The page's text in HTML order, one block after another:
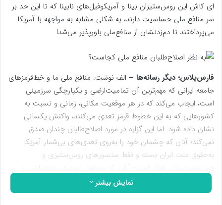
ای کاش این روس‌ستیزان بینا و آمریکوفیل‌های نابینا که تا این حد بر
سر منافع ملی حساسیت دارند، به شکلی مشابه به مواجهه با آمریکا
می‌پرداختند تا دم‌‌زدنشان از منافع‌ملی باورپذیر می‌شد!
فارس‌پلاس؛ دیگر رسانه‌ها – الف نوشت: منافع‌ ملی ما و خط‌قرمزهای
جامعه ایرانی که مهم‌ترین آن تمامیت‌ارضی و یکپارچگی سرزمینی
است، ایجاب می‌کند که در هر موقعیت مکانی، زمانی و نسبت به
کشورهایی که به این خطوط قرمز تعدی می‌کنند، واکنش یکسانی
نشان داده شود. اما این گزاره در مورد اصلاح‌طلبان چندان صدق
نمی‌کند؛ آنان که چشمان خود را به‌روی تعدی‌های بی‌شمار آمریکا
به‌حقوق ملت ایران بسته و فقط سنسورهای روس‌ستیزی و
تئوریزه‌کردن جنایات آمریکا علیه ایران هستند اما با اولین خطای چین
و روسیه، قرآن‌ها را بر سر نیزه کرده و فریاد «وا اسلاما» سر می‌دهند!
نمایش بیشتر